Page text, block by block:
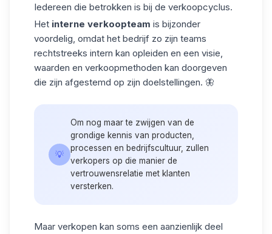
Iedereen die betrokken is bij de verkoopcyclus.
Het interne verkoopteam is bijzonder
voordelig, omdat het bedrijf zo zijn teams
rechtstreeks intern kan opleiden en een visie,
waarden en verkoopmethoden kan doorgeven
die zijn afgestemd op zijn doelstellingen. 🦋
💡
Om nog maar te zwijgen van de
grondige kennis van producten,
processen en bedrijfscultuur, zullen
verkopers op die manier de
vertrouwensrelatie met klanten
versterken.
Maar verkopen kan soms een aanzienlijk deel